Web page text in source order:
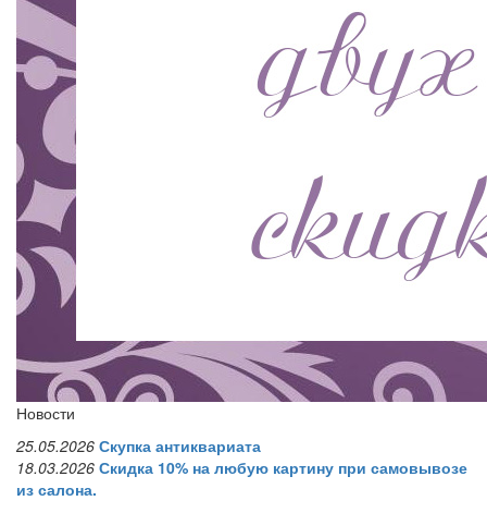
Новости
25.05.2026 Скупка антиквариата
18.03.2026 Скидка 10% на любую картину при самовывозе
из салона.